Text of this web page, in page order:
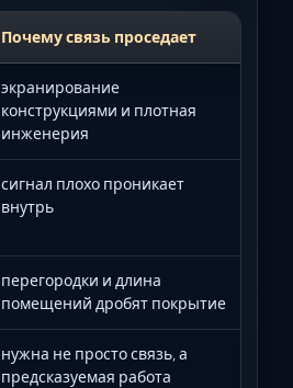
Почему связь проседает
экранирование
конструкциями и плотная
инженерия
сигнал плохо проникает
внутрь
перегородки и длина
помещений дробят покрытие
нужна не просто связь, а
предсказуемая работа